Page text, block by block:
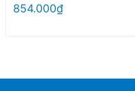
854.000₫